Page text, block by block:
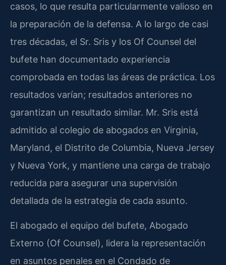
casos, lo que resulta particularmente valioso en
la preparación de la defensa. A lo largo de casi
tres décadas, el Sr. Sris y los Of Counsel del
bufete han documentado experiencia
comprobada en todas las áreas de práctica. Los
resultados varían; resultados anteriores no
garantizan un resultado similar. Mr. Sris está
admitido al colegio de abogados en Virginia,
Maryland, el Distrito de Columbia, Nueva Jersey
y Nueva York, y mantiene una carga de trabajo
reducida para asegurar una supervisión
detallada de la estrategia de cada asunto.
El abogado el equipo del bufete, Abogado
Externo (Of Counsel), lidera la representación
en asuntos penales en el Condado de